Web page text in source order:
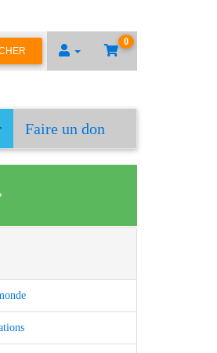
0
Faire un don